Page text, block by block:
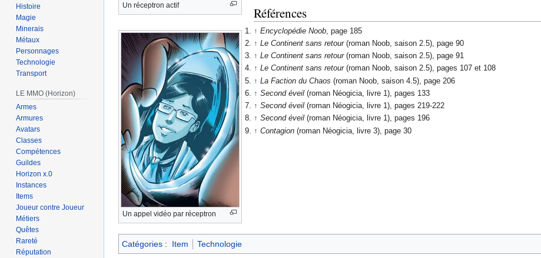
Un réceptron actif
Un appel vidéo par réceptron
Références
↑ Encyclopédie Noob, page 185
↑ Le Continent sans retour(roman Noob, saison 2.5), page 90
↑ Le Continent sans retour(roman Noob, saison 2.5), page 91
↑ Le Continent sans retour(roman Noob, saison 2.5), pages 107 et 108
↑ La Faction du Chaos (roman Noob, saison 4.5), page 206
↑ Second éveil(roman Néogicia, livre 1), pages 133
↑ Second éveil(roman Néogicia, livre 1), pages 219-222
↑ Second éveil(roman Néogicia, livre 1), pages 196
↑ Contagion(roman Néogicia, livre 3), page 30
Catégories : Item Technologie
Histoire
Magie
Minerais
Métaux
Personnages
Technologie
Transport
LE MMO (Horizon)
Armes
Armures
Avatars
Classes
Compétences
Guildes
Horizon x.0
Instances
Items
Joueur contre Joueur
Métiers
Quêtes
Rareté
Réputation